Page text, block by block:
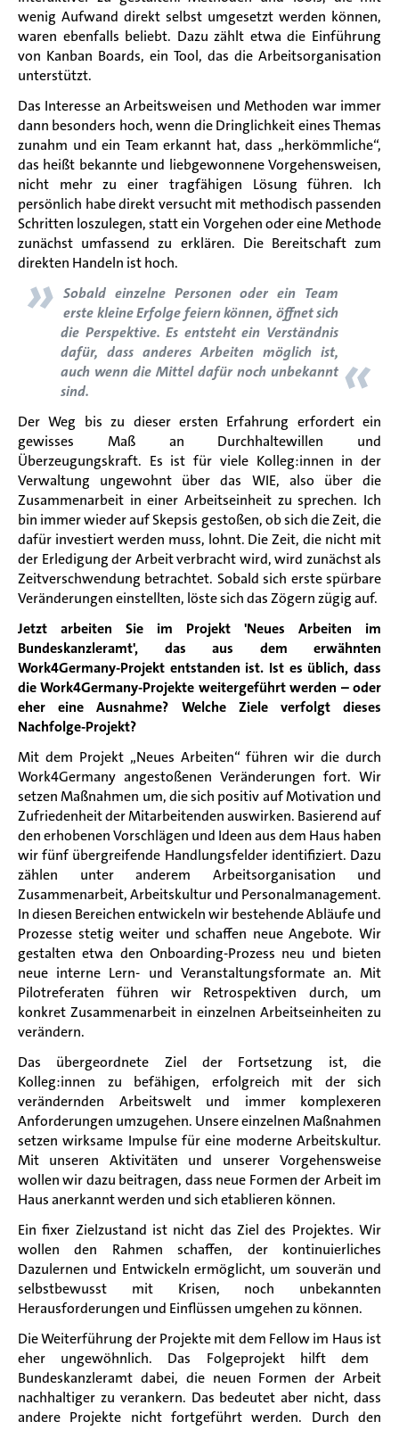
wenig Aufwand direkt selbst umgesetzt werden können,
waren ebenfalls beliebt. Dazu zählt etwa die Einführung
von Kanban Boards, ein Tool, das die Arbeitsorganisation
unterstützt.
Das Interesse an Arbeitsweisen und Methoden war immer
dann besonders hoch, wenn die Dringlichkeit eines Themas
zunahm und ein Team erkannt hat, dass „herkömmliche“,
das heißt bekannte und liebgewonnene Vorgehensweisen,
nicht mehr zu einer tragfähigen Lösung führen.
Ich
persönlich habe direkt versucht mit methodisch passenden
Schritten loszulegen, statt ein Vorgehen oder eine Methode
zunächst umfassend zu erklären. Die Bereitschaft zum
direkten Handeln ist hoch.
» Sobald einzelne Personen oder ein Team
erste kleine Erfolge feiern können, öffnet sich
die Perspektive. Es entsteht ein Verständnis
dafür, dass anderes Arbeiten möglich ist,
auch wenn die Mittel dafür noch unbekannt
sind.
«
Der Weg bis zu dieser ersten Erfahrung erfordert ein
gewisses Maß an Durchhaltewillen und
Überzeugungskraft. Es ist für viele Kolleg:innen in der
Verwaltung ungewohnt über das WIE, also über die
Zusammenarbeit in einer Arbeitseinheit zu sprechen. Ich
bin immer wieder auf Skepsis gestoßen, ob sich die Zeit, die
dafür investiert werden muss, lohnt. Die Zeit, die nicht mit
der Erledigung der Arbeit verbracht wird, wird zunächst als
Zeitverschwendung betrachtet. Sobald sich erste spürbare
Veränderungen einstellten, löstesich das Zögern zügig auf.
Jetzt arbeiten Sie im Projekt 'Neues Arbeiten im
Bundeskanzleramt', das aus dem erwähnten
Work4Germany-Projekt entstanden ist. Ist es üblich, dass
die Work4Germany-Projekte weitergeführt werden – oder
eher eine Ausnahme? Welche Ziele verfolgtdieses
Nachfolge-Projekt?
Mit dem Projekt „Neues Arbeiten“ führen wir die durch
Work4Germany angestoßenen Veränderungen fort. Wir
setzen Maßnahmen um, die sich positiv auf Motivation und
Zufriedenheit derMitarbeitendenauswirken. Basierend auf
den erhobenen Vorschlägen und Ideen aus dem Haus haben
wir fünf übergreifende Handlungsfelder identifiziert. Dazu
zählen unter anderem Arbeitsorganisation und
Zusammenarbeit, Arbeitskultur und Personalmanagement.
In diesen Bereichen entwickeln wir bestehende Abläufe und
Prozesse stetig weiter und schaffen neue Angebote. Wir
gestalten etwa den Onboarding-Prozess neu und bieten
neue interne Lern- und Veranstaltungsformate an. Mit
Pilotreferaten führen wir Retrospektiven durch, um
konkret Zusammenarbeit in einzelnen Arbeitseinheiten zu
verändern.
Das übergeordnete Ziel der Fortsetzung ist, die
Kolleg:innen zu befähigen, erfolgreich mit der sich
verändernden Arbeitswelt und immer komplexeren
Anforderungen umzugehen. Unsere einzelnen Maßnahmen
setzen wirksame Impulse für eine moderne Arbeitskultur.
Mit unseren Aktivitäten und unserer Vorgehensweise
wollen wir dazu beitragen, dass neue Formen der Arbeit im
Haus anerkannt werden und sich etablieren können.
Ein fixer Zielzustand ist nicht das Ziel des Projektes. Wir
wollen den Rahmen schaffen, der kontinuierliches
Dazulernen und Entwickeln ermöglicht, um souverän und
selbstbewusst mit Krisen, noch unbekannten
Herausforderungen und Einflüssen umgehen zu können.
Die Weiterführung der Projekte mit dem Fellow im Haus ist
eher ungewöhnlich. Das Folgeprojekt hilft dem
Bundeskanzleramt dabei, die neuen Formen der Arbeit
nachhaltiger zu verankern. Das bedeutetaber nicht, dass
andere Projekte nicht fortgeführt werden. Durch den